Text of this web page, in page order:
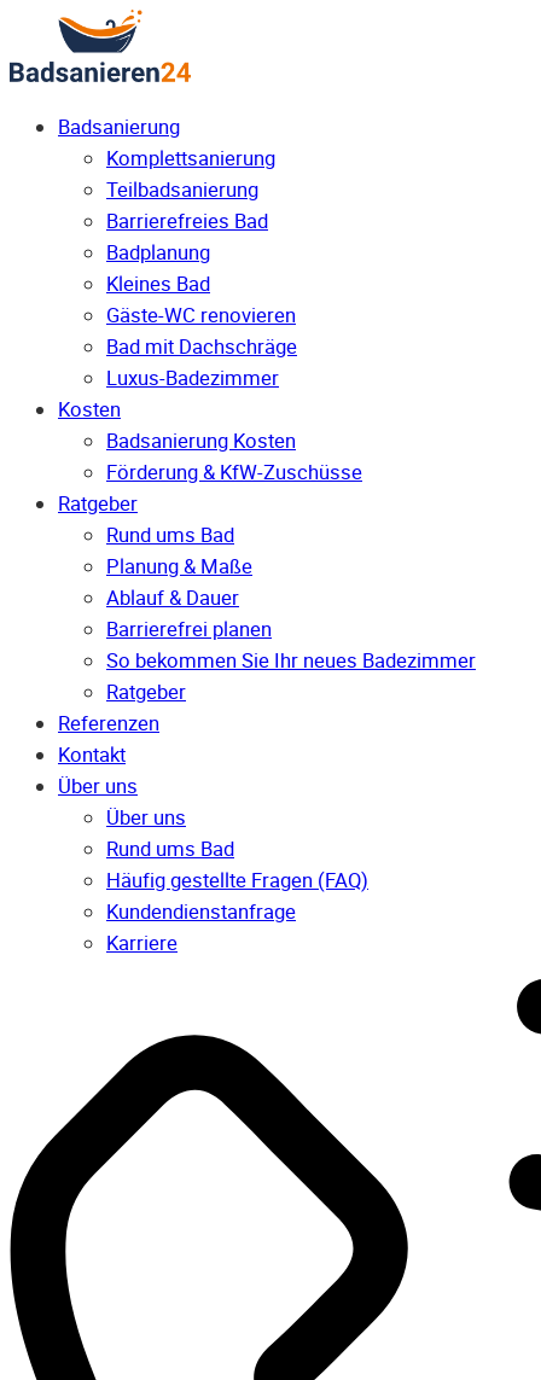
Badsanierung
Komplettsanierung
Teilbadsanierung
Barrierefreies Bad
Badplanung
Kleines Bad
Gäste-WC renovieren
Bad mit Dachschräge
Luxus-Badezimmer
Kosten
Badsanierung Kosten
Förderung & KfW-Zuschüsse
Ratgeber
Rund ums Bad
Planung & Maße
Ablauf & Dauer
Barrierefrei planen
So bekommen Sie Ihr neues Badezimmer
Ratgeber
Referenzen
Kontakt
Über uns
Über uns
Rund ums Bad
Häufig gestellte Fragen (FAQ)
Kunden­dienst­anfrage
Karriere